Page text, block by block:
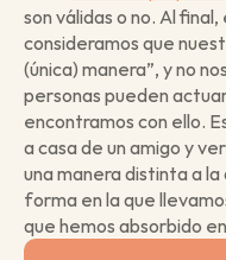
son válidas o no. Al
consideramos que
(única) manera”, y no
personas pueden
encontramos con ello.
a casa de un amigo y
una manera distinta a
forma en la que
que hemos absorbido